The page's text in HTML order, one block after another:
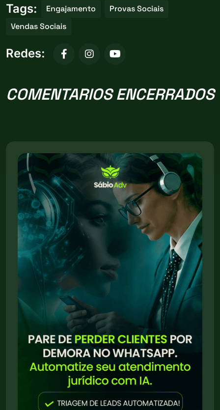
Tags: Engajamento
Provas Sociais
Vendas Sociais
Redes:
COMENTARIOS ENCERRADOS